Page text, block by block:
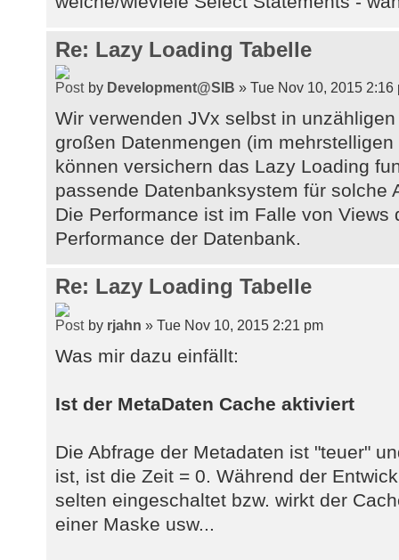
Re: Lazy Loading Tabelle
by Development@SIB » Tue Nov 10, 2015 2:16
Wir verwenden JVx selbst in
großen Datenmengen (im
können versichern das Lazy Loading
passende Datenbanksystem für solche
Die Performance ist im Falle von Views
Performance der Datenbank.
Re: Lazy Loading Tabelle
by rjahn » Tue Nov 10, 2015 2:21 pm
Was mir dazu einfällt:
Ist der MetaDaten Cache aktiviert
Die Abfrage der Metadaten ist "teuer"
ist, ist die Zeit = 0. Während der
selten eingeschaltet bzw. wirkt der
einer Maske usw...